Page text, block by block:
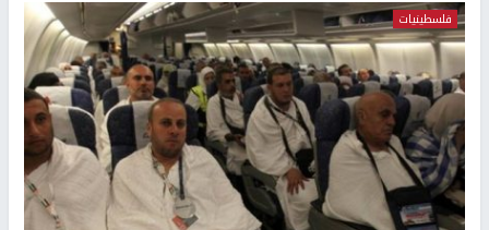
فلسطينيات